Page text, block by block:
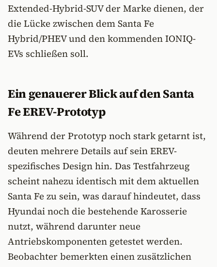
Extended-Hybrid-SUV der Marke dienen, der
die Lücke zwischen dem Santa Fe
Hybrid/PHEV und den kommenden IONIQ-
EVs schließen soll.
Ein genauerer Blick auf den Santa
Fe EREV-Prototyp
Während der Prototyp noch stark getarnt ist,
deuten mehrere Details auf sein EREV-
spezifisches Design hin. Das Testfahrzeug
scheint nahezu identisch mit dem aktuellen
Santa Fe zu sein, was darauf hindeutet, dass
Hyundai noch die bestehende Karosserie
nutzt, während darunter neue
Antriebskomponenten getestet werden.
Beobachter bemerkten einen zusätzlichen